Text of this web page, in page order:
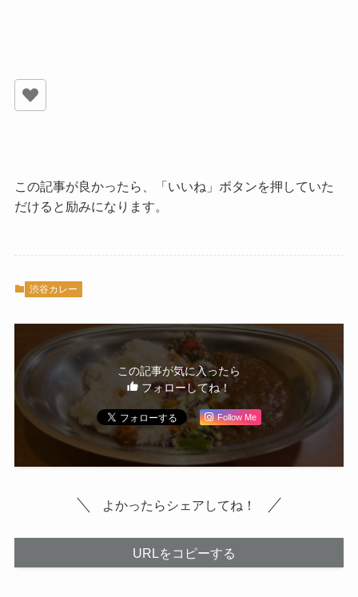
この記事が良かったら、「いいね」ボタンを押していた
だけると励みになります。
渋谷カレー
この記事が気に入ったら
フォローしてね！
Follow Me
よかったらシェアしてね！
URLをコピーする